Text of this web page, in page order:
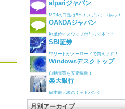
alpariジャパン
MT4の日足は5本！スプレッド狭っ！
OANDAジャパン
秒単位でスワップ付与って本当？
SBI証券
ワリートがノーロードで買えます！
Windowsデスクトップ
自動売買を安定稼働！
楽天銀行
日本最大級のネットバンク
月別アーカイブ